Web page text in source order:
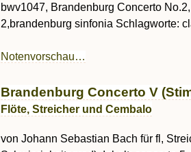
bwv1047, Brandenburg Concerto
2,brandenburg sinfonia Schlagworte:
Notenvorschau…
Brandenburg Concerto V
Flöte, Streicher und Cembalo
von Johann Sebastian Bach für fl,